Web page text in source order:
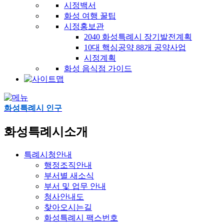
시정백서
화성 여행 꿀팁
시정홍보관
2040 화성특례시 장기발전계획
10대 핵심공약 88개 공약사업
시정계획
화성 음식점 가이드
화성특례시 인구
화성특례시소개
특례시청안내
행정조직안내
부서별 새소식
부서 및 업무 안내
청사안내도
찾아오시는길
화성특례시 팩스번호